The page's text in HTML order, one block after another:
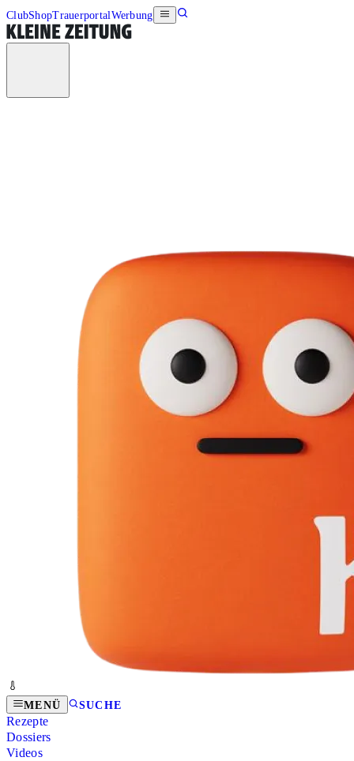
ClubShopTrauerportalWerbung
MENÜ SUCHE
Rezepte
Dossiers
Videos